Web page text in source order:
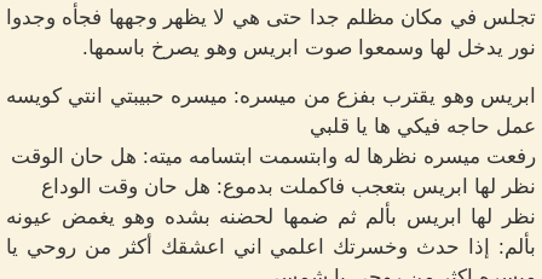
تجلس في مكان مظلم جدا حتى هي لا يظهر وجهها فجأه وجدوا
نور يدخل لها وسمعوا صوت ابريس وهو يصرخ باسمها.
ابريس وهو يقترب بفزع من ميسره: ميسره حبيبتي انتي كويسه
عمل حاجه فيكي ها يا قلبي
رفعت ميسره نظرها له وابتسمت ابتسامه ميته: هل حان الوقت
نظر لها ابريس بتعجب فاكملت بدموع: هل حان وقت الوداع
نظر لها ابريس بألم ثم ضمها لحضنه بشده وهو يغمض عيونه
بألم: إذا حدث وخسرتك اعلمي اني اعشقك أكثر من روحي يا